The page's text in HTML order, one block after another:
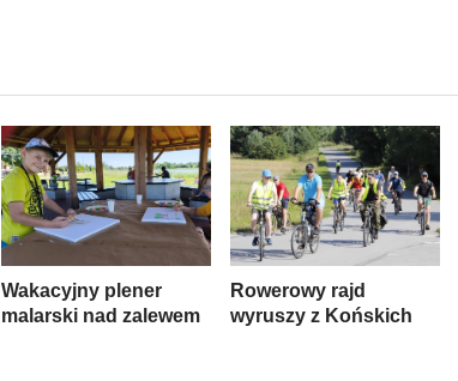
Wakacyjny plener
malarski nad zalewem
Rowerowy rajd
wyruszy z Końskich